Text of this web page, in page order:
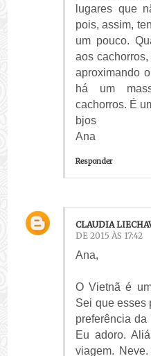
lugares que
pois, assim,
um pouco.
aos
aproximando
há um
cachorros. É
bjos
Ana
Responder
CLAUDIA
DE 2015 ÀS 17:42
Ana,
O Vietnã é
Sei que esses
preferência da
Eu adoro.
viagem.